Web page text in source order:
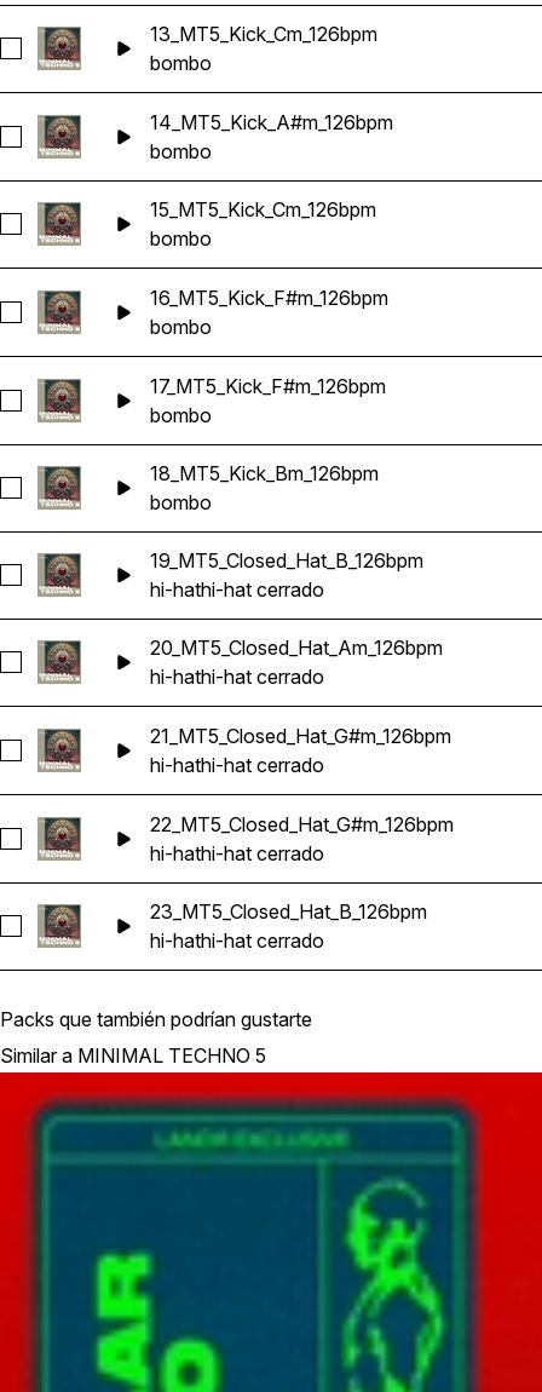
Seleccionar 13_MT5_Kick_Cm_126bpm
13_MT5_Kick_Cm_126bpm
bombo
Seleccionar 14_MT5_Kick_A#m_126bpm
14_MT5_Kick_A#m_126bpm
bombo
Seleccionar 15_MT5_Kick_Cm_126bpm
15_MT5_Kick_Cm_126bpm
bombo
Seleccionar 16_MT5_Kick_F#m_126bpm
16_MT5_Kick_F#m_126bpm
bombo
Seleccionar 17_MT5_Kick_F#m_126bpm
17_MT5_Kick_F#m_126bpm
bombo
Seleccionar 18_MT5_Kick_Bm_126bpm
18_MT5_Kick_Bm_126bpm
bombo
Seleccionar 19_MT5_Closed_Hat_B_126bpm
19_MT5_Closed_Hat_B_126bpm
hi-hathi-hat cerrado
Seleccionar 20_MT5_Closed_Hat_Am_126bpm
20_MT5_Closed_Hat_Am_126bpm
hi-hathi-hat cerrado
Seleccionar 21_MT5_Closed_Hat_G#m_126bpm
21_MT5_Closed_Hat_G#m_126bpm
hi-hathi-hat cerrado
Seleccionar 22_MT5_Closed_Hat_G#m_126bpm
22_MT5_Closed_Hat_G#m_126bpm
hi-hathi-hat cerrado
Seleccionar 23_MT5_Closed_Hat_B_126bpm
23_MT5_Closed_Hat_B_126bpm
hi-hathi-hat cerrado
Packs que también podrían gustarte
Similar a MINIMAL TECHNO 5